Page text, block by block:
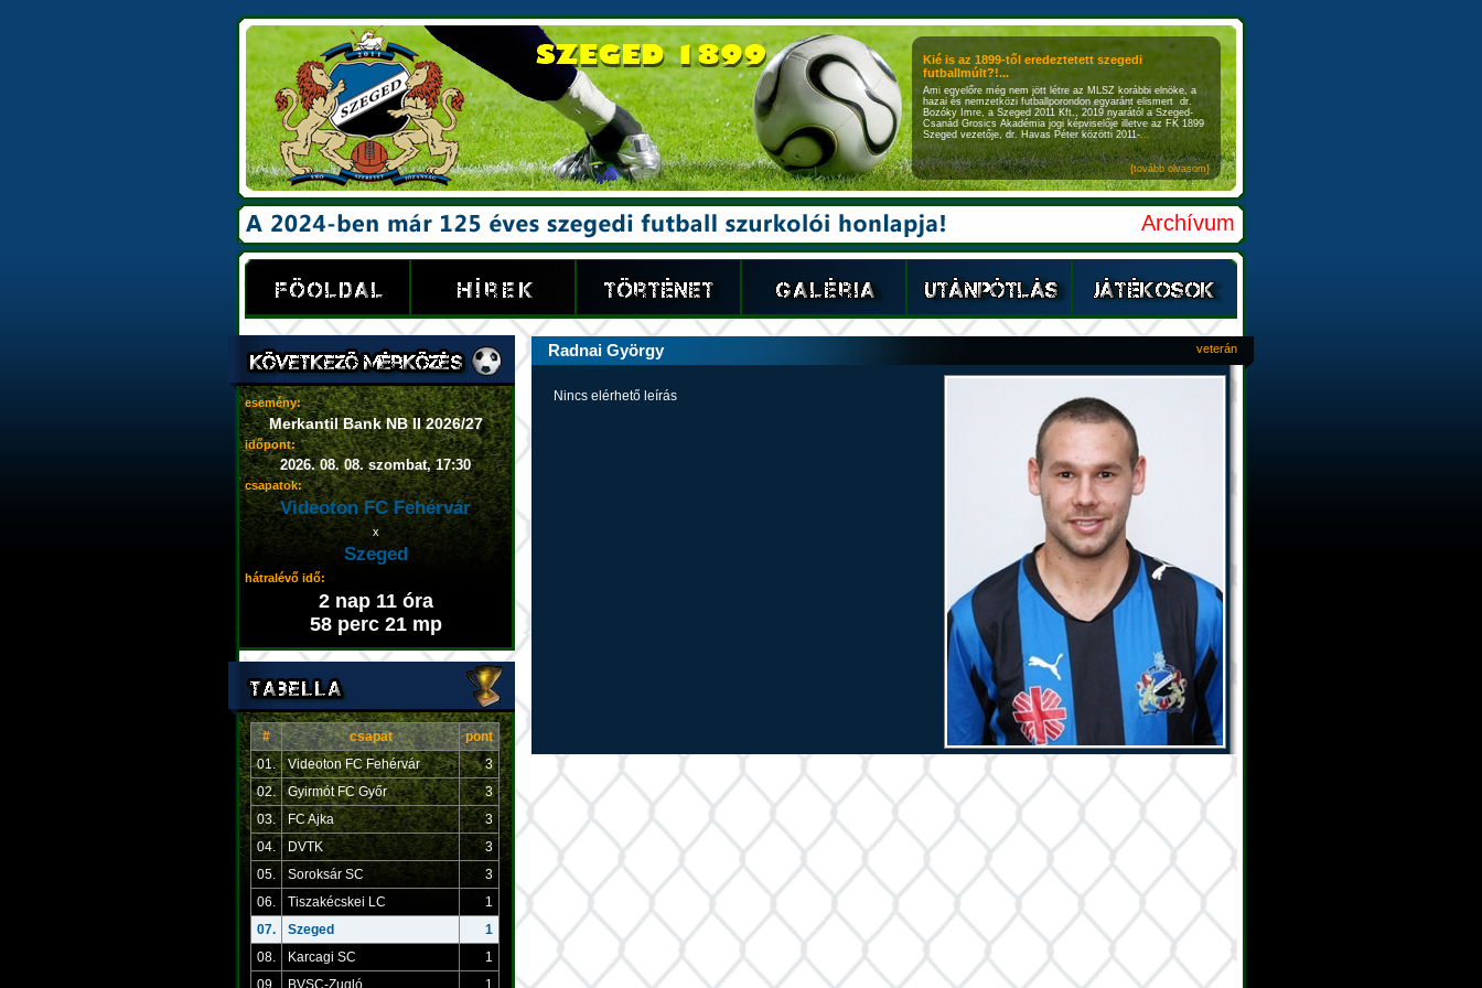
Kié is az 1899-től eredeztetett szegedi
futballmúlt?!...
Ami egyelőre még nem jött létre az MLSZ korábbi elnöke, a
hazai és nemzetközi futballporondon egyaránt elismert dr.
Bozóky Imre, a Szeged 2011 Kft., 2019 nyarától a Szeged-
Csanád Grosics Akadémia jogi képviselője illetve az FK 1899
Szeged vezetője, dr. Havas Péter közötti 2011-...
{tovább olvasom}
Archívum
esemény:
Merkantil Bank NB II 2026/27
időpont:
2026. 08. 08. szombat, 17:30
csapatok:
Videoton FC Fehérvár
x
Szeged
hátralévő idő:
2 nap 11 óra
58 perc 21 mp
# csapat
pont
01.
Videoton FC Fehérvár
3
02.
Gyirmót FC Győr
3
03.
FC Ajka
3
04.
DVTK
3
05.
Soroksár SC
3
06.
Tiszakécskei LC
1
07.
Szeged
1
08.
Karcagi SC
1
09.
BVSC-Zugló 1
Radnai György veterán
Nincs elérhető leírás